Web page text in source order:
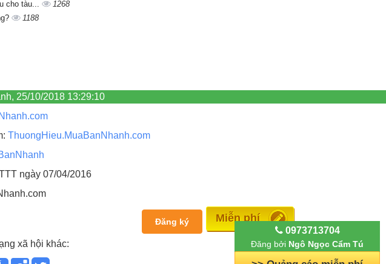
cho tàu...
1268
1188
25/10/2018 13:29:10
ThuongHieu.MuaBanNhanh.com
ngày 07/04/2016
Đăng ký Đăng tin
xã hội khác:
0973713704
Đăng bởi Ngô Ngọc Cẩm Tú